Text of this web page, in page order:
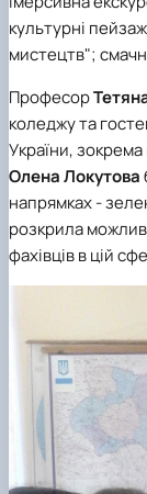
культурні
мистецтв";
Професор
коледжу та
України,
Олена Локутова
напрямках -
розкрила
фахівців в цій